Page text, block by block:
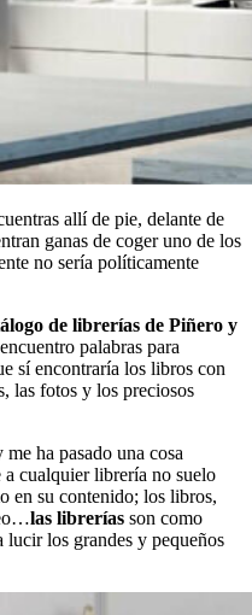
allí de pie, delante de
ganas de coger uno de los
no sería políticamente
de librerías de Piñero y
palabras para
sí encontraría los libros con
las fotos y los preciosos
ha pasado una cosa
cualquier librería no suelo
en su contenido; los libros,
las librerías son como
lucir los grandes y pequeños